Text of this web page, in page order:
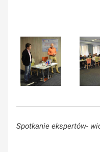
Spotkanie ekspertów-